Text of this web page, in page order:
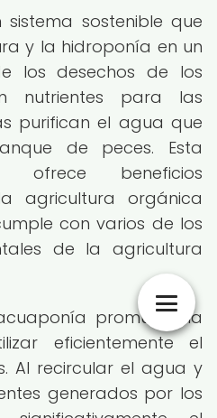
sostenible que
y la hidroponía en un
los desechos de los
nutrientes para las
purifican el agua que
de peces. Esta
ofrece beneficios
agricultura orgánica
con varios de los
de la agricultura
promueve la
eficientemente el
Al recircular el agua y
generados por los